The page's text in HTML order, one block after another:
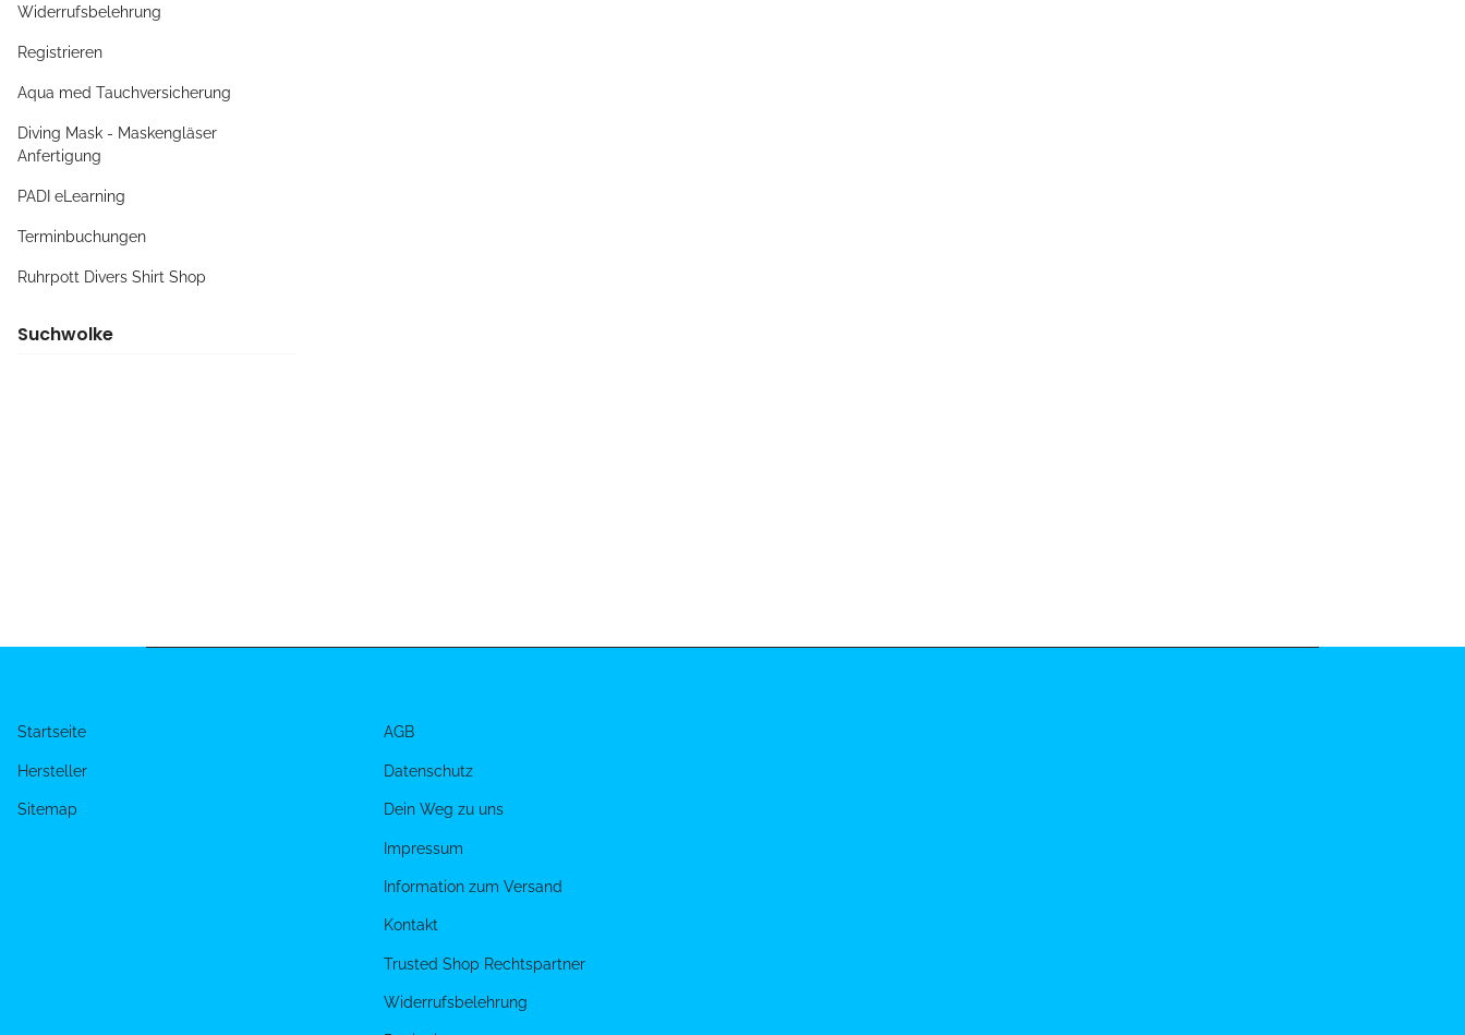
Widerrufsbelehrung
Registrieren
Aqua med Tauchversicherung
Diving Mask - Maskengläser
Anfertigung
PADI eLearning
Terminbuchungen
Ruhrpott Divers Shirt Shop
Suchwolke
Startseite
Hersteller
Sitemap
AGB
Datenschutz
Dein Weg zu uns
Impressum
Information zum Versand
Kontakt
Trusted Shop Rechtspartner
Widerrufsbelehrung